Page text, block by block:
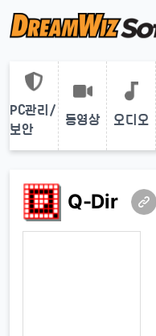
PC관리/
보안
동영상 오디오
Q-Dir